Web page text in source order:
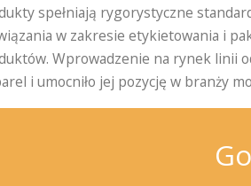
spełniają rygorystyczne
w zakresie etykietowania i
Wprowadzenie na rynek linii
i umocniło jej pozycję w branży